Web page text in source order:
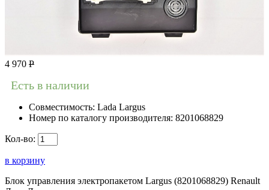
4 970 Р
Есть в наличии
Совместимость: Lada Largus
Номер по каталогу производителя: 8201068829
Кол-во:
в корзину
Блок управления электропакетом Largus (8201068829) Renault